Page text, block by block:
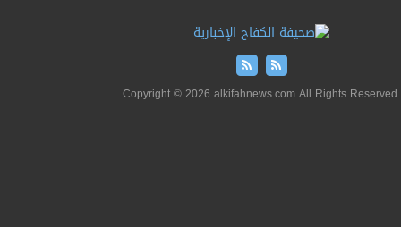
Copyright © 2026 alkifahnews.com All Rights Reserved.